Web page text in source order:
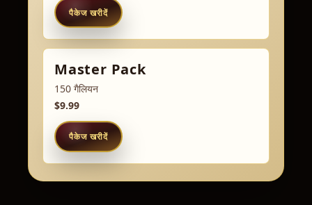
पैकेज खरीदें
Master Pack
150 गैलियन
$9.99
पैकेज खरीदें